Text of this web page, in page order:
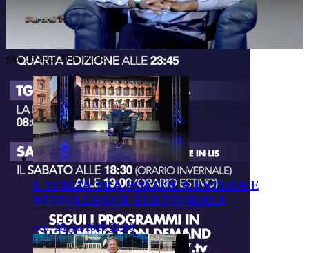
Video
gio, 06 ago 2026 09:08
L'ITALIA TRA POLITICA ESTERA E
NUOVA LEGGE ELETTORALE
ven, 26 giu 2026 21:00